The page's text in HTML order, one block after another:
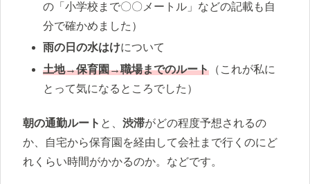
の「小学校まで〇〇メートル」などの記載も自
分で確かめました）
雨の日の水はけについて
土地→保育園→職場までのルート （これが私に
とって気になるところでした）
朝の通勤ルート と、 渋滞がどの程度予想されるの
か、自宅から保育園を経由して会社まで行くのにど
れくらい時間がかかるのか。などです。